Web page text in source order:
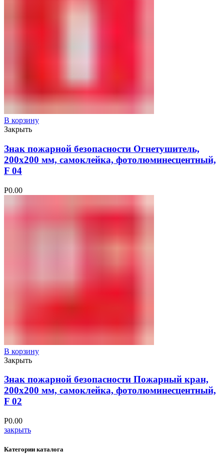
В корзину
Закрыть
Знак пожарной безопасности Огнетушитель,
200х200 мм, самоклейка, фотолюминесцентный,
F 04
Р0.00
В корзину
Закрыть
Знак пожарной безопасности Пожарный кран,
200х200 мм, самоклейка, фотолюминесцентный,
F 02
Р0.00
закрыть
Категории каталога